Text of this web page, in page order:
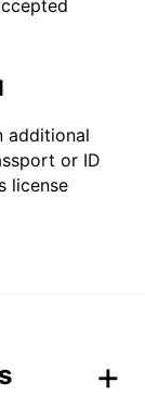
additional
or ID
license